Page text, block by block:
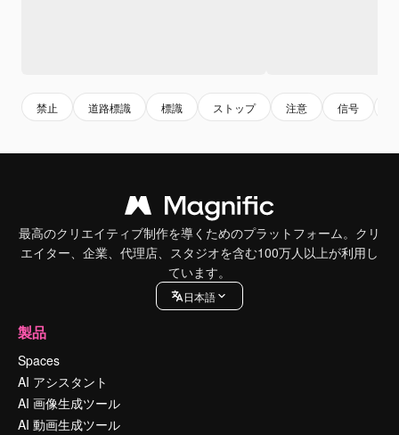
禁止 道路標識 標識 ストップ 注意 信号
最高のクリエイティブ制作を導くためのプラットフォーム。クリ
エイター、企業、代理店、スタジオを含む100万人以上が利用し
ています。
日本語
製品
Spaces
AI アシスタント
AI 画像生成ツール
AI 動画生成ツール